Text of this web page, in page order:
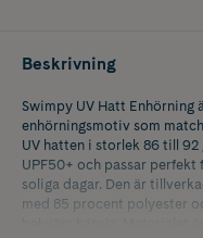
Beskrivning
Swimpy UV Hatt Enhörning
enhörningsmotiv som
UV hatten i storlek 86 till
UPF50+ och passar
soliga dagar. Den är
med 85 procent polyester